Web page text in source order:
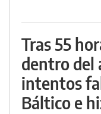
Tras 55
dentro del
intentos
Báltico e